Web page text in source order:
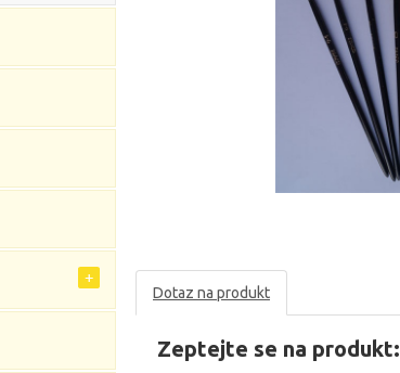
Dotaz na produkt
Zeptejte se na produkt: